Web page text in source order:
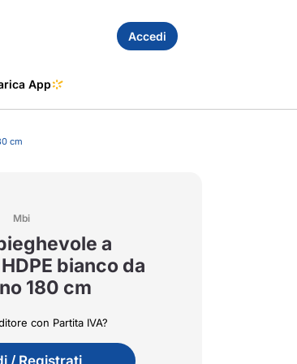
Accedi
App
cm
Mbi
a
bianco da
180 cm
con Partita IVA?
/ Registrati